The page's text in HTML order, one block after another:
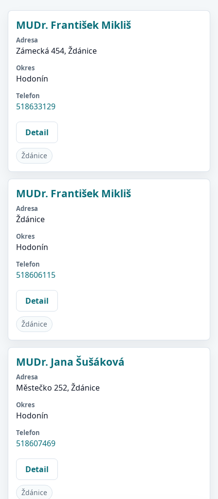
MUDr. František Mikliš
Adresa
Zámecká 454, Ždánice
Okres
Hodonín
Telefon
518633129
Detail
Ždánice
MUDr. František Mikliš
Adresa
Ždánice
Okres
Hodonín
Telefon
518606115
Detail
Ždánice
MUDr. Jana Šušáková
Adresa
Městečko 252, Ždánice
Okres
Hodonín
Telefon
518607469
Detail
Ždánice